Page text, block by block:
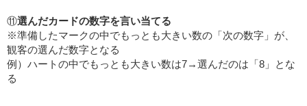
⑪選んだカードの数字を言い当てる
※準備したマークの中でもっとも大きい数の「次の数字」が、
観客の選んだ数字となる
例）ハートの中でもっとも大きい数は7→選んだのは「8」とな
る